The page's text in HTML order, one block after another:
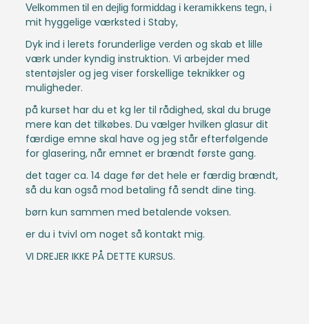
Velkommen til en dejlig formiddag i keramikkens tegn, i
mit hyggelige værksted i Staby,
Dyk ind i lerets forunderlige verden og skab et lille
værk under kyndig instruktion. Vi arbejder med
stentøjsler og jeg viser forskellige teknikker og
muligheder.
på kurset har du et kg ler til rådighed, skal du bruge
mere kan det tilkøbes. Du vælger hvilken glasur dit
færdige emne skal have og jeg står efterfølgende
for glasering, når emnet er brændt første gang.
det tager ca. 14 dage før det hele er færdig brændt,
så du kan også mod betaling få sendt dine ting.
børn kun sammen med betalende voksen.
er du i tvivl om noget så kontakt mig.
VI DREJER IKKE PÅ DETTE KURSUS.